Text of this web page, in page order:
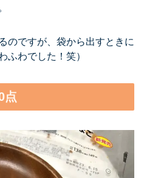
のですが、袋から出すときに
ふわでした！笑）
点